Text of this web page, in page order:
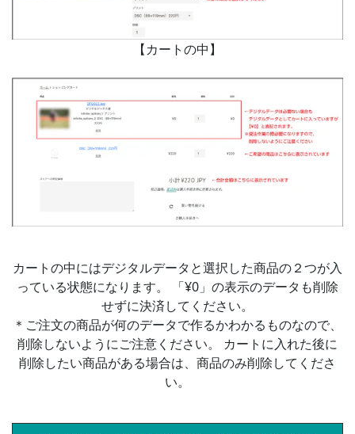
【カートの中】
カートの中にはデジタルデータと選択した商品の２つが入
っている状態になります。 「¥0」の表示のデータも削除
せずに決済してください。
＊ご注文の商品が何のデータで作るかわかるものなので、
削除しないようにご注意ください。 カートに入れた後に
削除したい商品がある場合は、商品のみ削除してくださ
い。